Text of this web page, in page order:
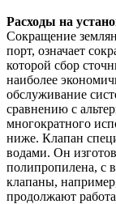
Расходы на
Сокращение
порт, означает
которой сбор
наиболее
обслуживание
сравнению с
многократного
ниже. Клапан
водами. Он
полипропилена, с
клапаны,
продолжают